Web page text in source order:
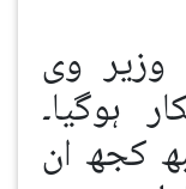
وزیر وی
ہوگیا۔
کجھ ان